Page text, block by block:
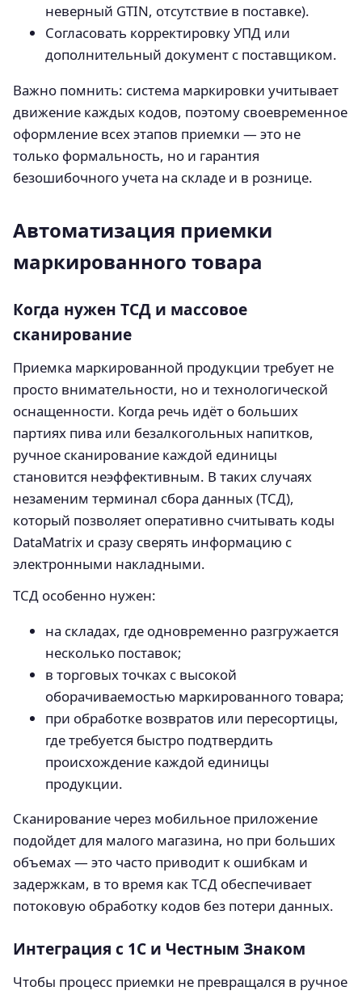
неверный GTIN, отсутствие в поставке).
Согласовать корректировку УПД или
дополнительный документ с поставщиком.
Важно помнить: система маркировки учитывает
движение каждых кодов, поэтому своевременное
оформление всех этапов приемки — это не
только формальность, но и гарантия
безошибочного учета на складе и в рознице.
Автоматизация приемки
маркированного товара
Когда нужен ТСД и массовое
сканирование
Приемка маркированной продукции требует не
просто внимательности, но и технологической
оснащенности. Когда речь идёт о больших
партиях пива или безалкогольных напитков,
ручное сканирование каждой единицы
становится неэффективным. В таких случаях
незаменим терминал сбора данных (ТСД),
который позволяет оперативно считывать коды
DataMatrix и сразу сверять информацию с
электронными накладными.
ТСД особенно нужен:
на складах, где одновременно разгружается
несколько поставок;
в торговых точках с высокой
оборачиваемостью маркированного товара;
при обработке возвратов или пересортицы,
где требуется быстро подтвердить
происхождение каждой единицы
продукции.
Сканирование через мобильное приложение
подойдет для малого магазина, но при больших
объемах — это часто приводит к ошибкам и
задержкам, в то время как ТСД обеспечивает
потоковую обработку кодов без потери данных.
Интеграция с 1С и Честным Знаком
Чтобы процесс приемки не превращался в ручное